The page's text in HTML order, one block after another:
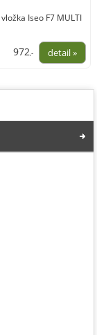
Iseo F7 MULTI
972 ,-